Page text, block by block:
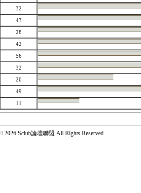
32
43
28
42
56
32
20
49
11
Sclub論壇聯盟 All Rights Reserved.